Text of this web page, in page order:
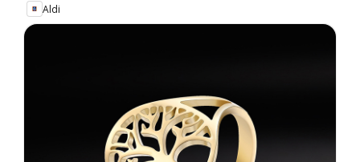
Aldi